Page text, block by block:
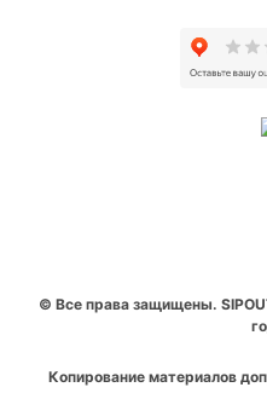
© Все права защищены.
Копирование материалов